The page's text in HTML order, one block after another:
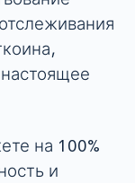
на 100%
и